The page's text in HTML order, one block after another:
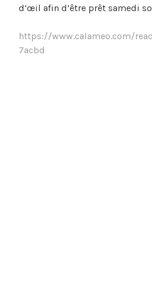
d’œil afin d’être prêt samedi
https://www.calameo.com/
7acbd